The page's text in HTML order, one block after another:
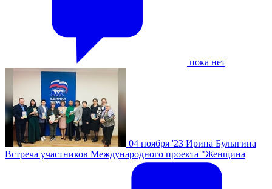
пока нет
04 ноября '23 Ирина Булыгина
Встреча участников Международного проекта "Женщина